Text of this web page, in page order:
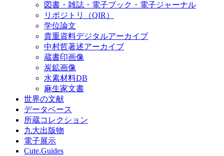
図書・雑誌・電子ブック・電子ジャーナル
リポジトリ（QIR）
学位論文
貴重資料デジタルアーカイブ
中村哲著述アーカイブ
蔵書印画像
炭鉱画像
水素材料DB
麻生家文書
世界の文献
データベース
所蔵コレクション
九大出版物
電子展示
Cute.Guides